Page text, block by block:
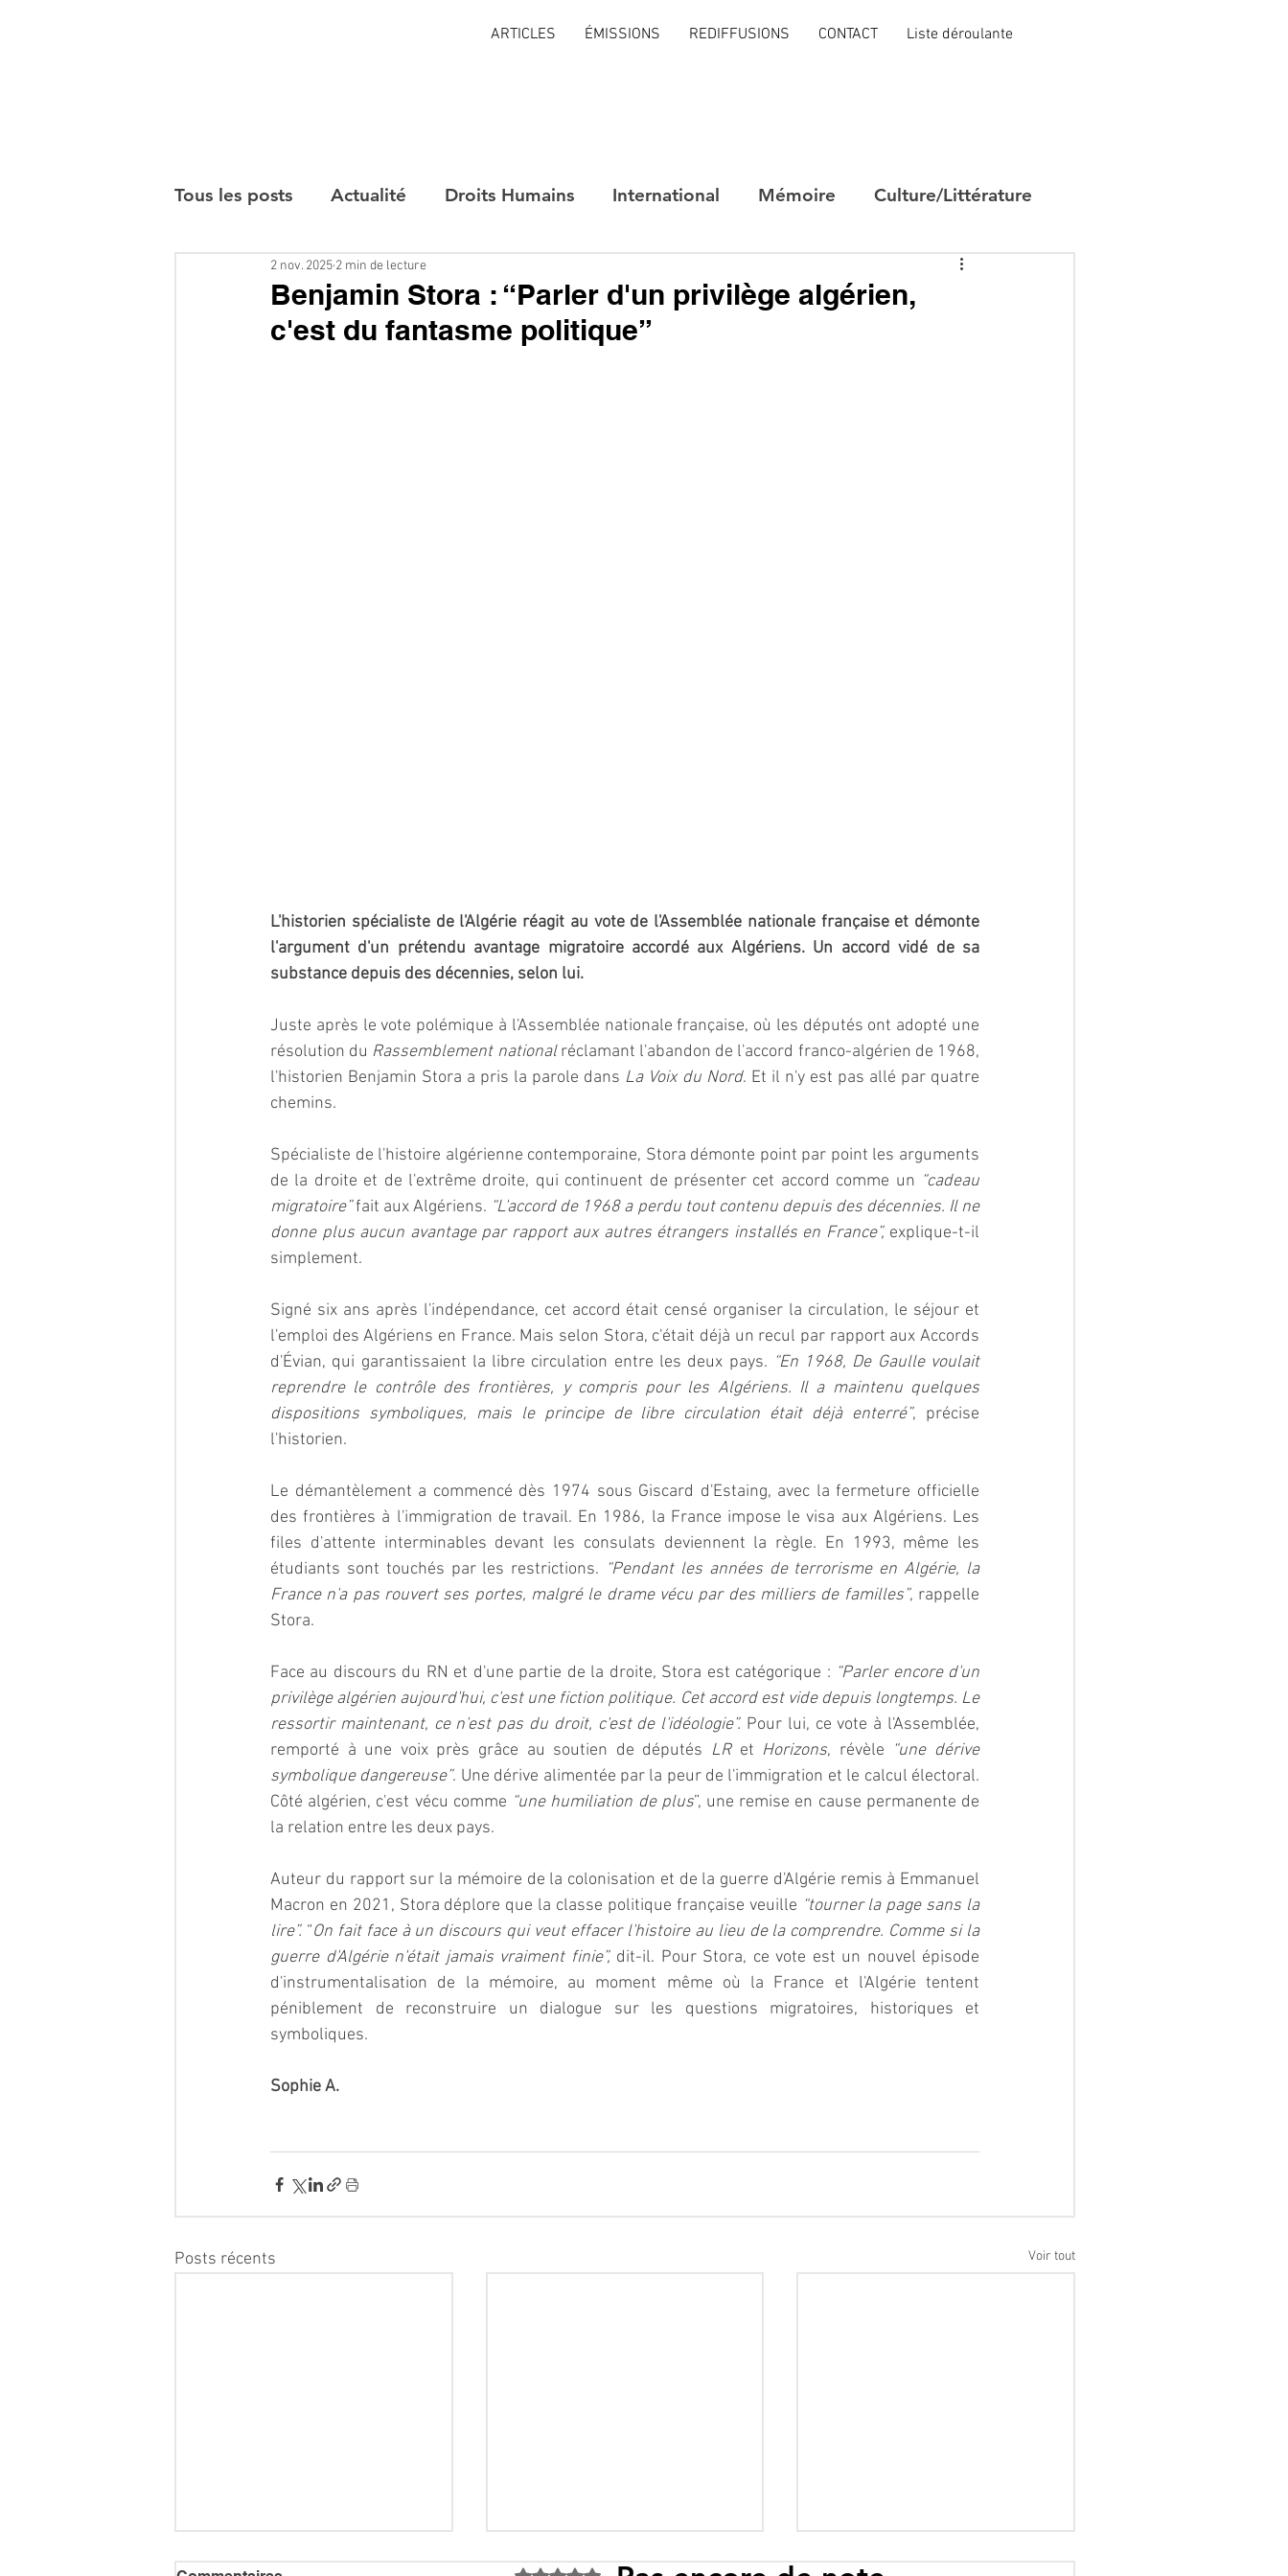
ARTICLES ÉMISSIONS REDIFFUSIONS CONTACT Liste déroulante
Tous les posts Actualité Droits Humains International Mémoire Culture/Littérature
Interviews
Benjamin Stora : “Parler d'un privilège algérien,
c'est du fantasme politique”
2 nov. 2025 2 min de lecture
L'historien spécialiste de l'Algérie réagit au vote de l'Assemblée nationale française et démonte
l'argument d'un prétendu avantage migratoire accordé aux Algériens. Un accord vidé de sa
substance depuis des décennies, selon lui.
Juste après le vote polémique à l'Assemblée nationale française, où les députés ont adopté une
résolution du Rassemblement national réclamant l'abandon de l'accord franco-algérien de 1968,
l'historien Benjamin Stora a pris la parole dans La Voix du Nord. Et il n'y est pas allé par quatre
chemins.
Spécialiste de l'histoire algérienne contemporaine, Stora démonte point par point les arguments
de la droite et de l'extrême droite, qui continuent de présenter cet accord comme un “cadeau
migratoire” fait aux Algériens. “L'accord de 1968 a perdu tout contenu depuis des décennies. Il ne
donne plus aucun avantage par rapport aux autres étrangers installés en France”, explique-t-il
simplement.
Signé six ans après l'indépendance, cet accord était censé organiser la circulation, le séjour et
l'emploi des Algériens en France. Mais selon Stora, c'était déjà un recul par rapport aux Accords
d'Évian, qui garantissaient la libre circulation entre les deux pays. “En 1968, De Gaulle voulait
reprendre le contrôle des frontières, y compris pour les Algériens. Il a maintenu quelques
dispositions symboliques, mais le principe de libre circulation était déjà enterré”, précise
l'historien.
Le démantèlement a commencé dès 1974 sous Giscard d'Estaing, avec la fermeture officielle
des frontières à l'immigration de travail. En 1986, la France impose le visa aux Algériens. Les
files d'attente interminables devant les consulats deviennent la règle. En 1993, même les
étudiants sont touchés par les restrictions. “Pendant les années de terrorisme en Algérie, la
France n'a pas rouvert ses portes, malgré le drame vécu par des milliers de familles”, rappelle
Stora.
Face au discours du RN et d'une partie de la droite, Stora est catégorique : “Parler encore d'un
privilège algérien aujourd'hui, c'est une fiction politique. Cet accord est vide depuis longtemps. Le
ressortir maintenant, ce n'est pas du droit, c'est de l'idéologie”. Pour lui, ce vote à l'Assemblée,
remporté à une voix près grâce au soutien de députés LR et Horizons, révèle “une dérive
symbolique dangereuse”. Une dérive alimentée par la peur de l'immigration et le calcul électoral.
Côté algérien, c'est vécu comme “une humiliation de plus”, une remise en cause permanente de
la relation entre les deux pays.
Auteur du rapport sur la mémoire de la colonisation et de la guerre d'Algérie remis à Emmanuel
Macron en 2021, Stora déplore que la classe politique française veuille “tourner la page sans la
lire”. “On fait face à un discours qui veut effacer l'histoire au lieu de la comprendre. Comme si la
guerre d'Algérie n'était jamais vraiment finie”, dit-il. Pour Stora, ce vote est un nouvel épisode
d'instrumentalisation de la mémoire, au moment même où la France et l'Algérie tentent
péniblement de reconstruire un dialogue sur les questions migratoires, historiques et
symboliques.
Sophie A.
Posts récents Voir tout